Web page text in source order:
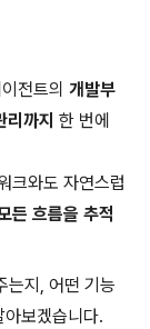
전트의 개발부
까지 한 번에
와도 자연스럽
든 흐름을 추적
는지, 어떤 기능
보겠습니다.